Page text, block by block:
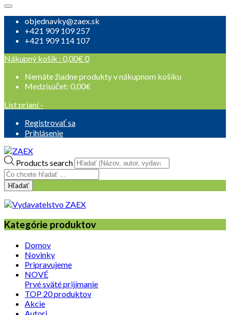
objednavky@zaex.sk
+421 909 109 257
+421 909 114 107
Nákupný košík : 0,00€ 0
Nemáte žiadne produkty v nákupnom košíku
Medzisúčet: 0,00€
List prianí -
Registrovať sa
Prihlásenie
Products search
Hľadať
Kategórie produktov
Domov
Novinky
Pripravujeme
NOVÉ
Prvé sväté prijímanie
TOP 20 produktov
Akcie